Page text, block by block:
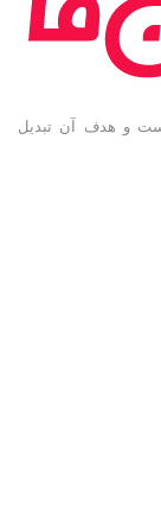
آن تبدیل